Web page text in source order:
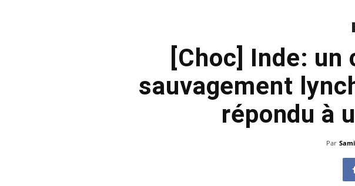
[Choc] Inde:
sauvagement
répondu à
Par